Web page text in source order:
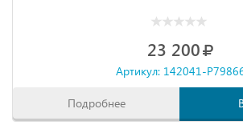
23 200
Артикул: 142041-
Подробнее